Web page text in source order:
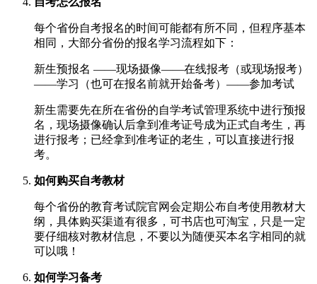
每个省份自考报名的时间可能都有所不同，但程序基本
相同，大部分省份的报名学习流程如下：
新生预报名 ——现场摄像——在线报考（或现场报考）
——学习（也可在报名前就开始备考）——参加考试
新生需要先在所在省份的自学考试管理系统中进行预报
名，现场摄像确认后拿到准考证号成为正式自考生，再
进行报考；已经拿到准考证的老生，可以直接进行报
考。
如何购买自考教材
每个省份的教育考试院官网会定期公布自考使用教材大
纲，具体购买渠道有很多，可书店也可淘宝，只是一定
要仔细核对教材信息，不要以为随便买本名字相同的就
可以哦！
如何学习备考